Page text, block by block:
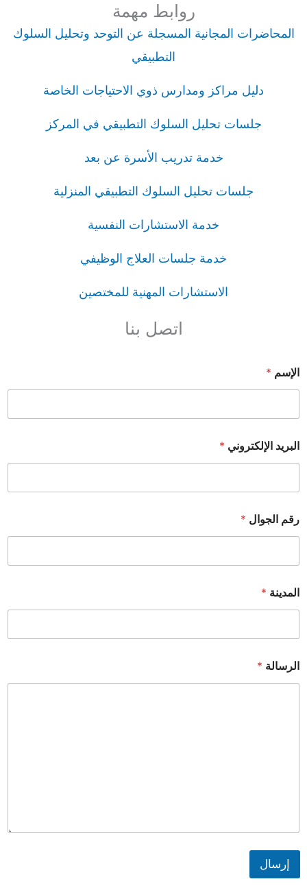
روابط مهمة
المحاضرات المجانية المسجلة عن التوحد وتحليل السلوك
التطبيقي
دليل مراكز ومدارس ذوي الاحتياجات الخاصة
جلسات تحليل السلوك التطبيقي في المركز
خدمة تدريب الأسرة عن بعد
جلسات تحليل السلوك التطبيقي المنزلية
خدمة الاستشارات النفسية
خدمة جلسات العلاج الوظيفي
الاستشارات المهنية للمختصين
اتصل بنا
الإسم *
البريد الإلكتروني *
رقم الجوال *
المدينة *
الرسالة *
إرسال